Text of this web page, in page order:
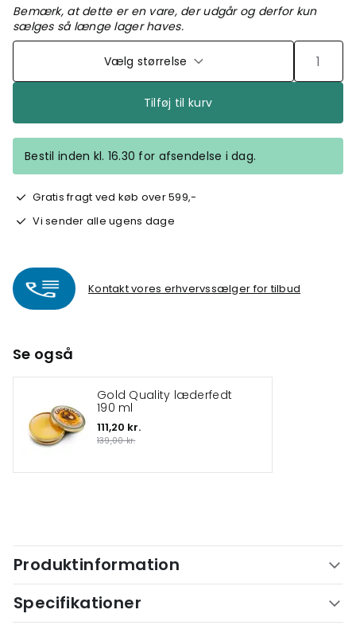
Bemærk, at dette er en vare, der udgår og derfor kun
sælges så længe lager haves.
Vælg størrelse
Tilføj til kurv
Bestil inden kl. 16.30 for afsendelse i dag.
Gratis fragt ved køb over 599,-
Vi sender alle ugens dage
Kontakt vores erhvervssælger for tilbud
Se også
Gold Quality læderfedt
190 ml
111,20 kr.
139,00 kr.
Produktinformation
Specifikationer